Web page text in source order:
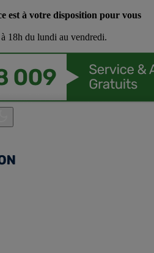
est à votre disposition pour vous
18h du lundi au vendredi.